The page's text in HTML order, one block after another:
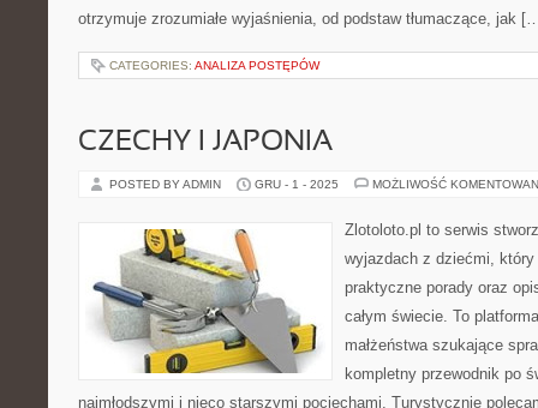
otrzymuje zrozumiałe wyjaśnienia, od podstaw tłumaczące, jak
CATEGORIES: ANALIZA POSTĘPÓW
CZECHY I JAPONIA
POSTED BY ADMIN GRU - 1 - 2025 MOŻLIWOŚĆ
Zlotoloto.pl to serwis
wyjazdach z dziećmi, który
praktyczne porady oraz
całym świecie. To
małżeństwa szukające
kompletny przewodnik po
najmłodszymi i nieco starszymi pociechami. Turystycznie